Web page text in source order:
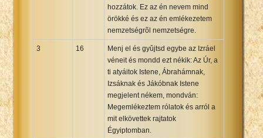
hozzátok. Ez az én nevem mind
örökké és ez az én emlékezetem
nemzetségrõl nemzetségre.
3 16
Menj el és gyûjtsd egybe az Izráel
véneit és mondd ezt nékik: Az Úr, a
ti atyáitok Istene, Ábrahámnak,
Izsáknak és Jákóbnak Istene
megjelent nékem, mondván:
Megemlékeztem rólatok és arról a
mit elkövettek rajtatok
Égyiptomban.